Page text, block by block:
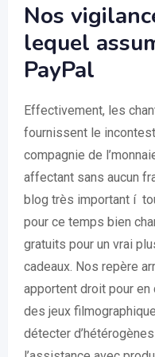
Nos
lequel
PayPal
Effectivement, les
fournissent le
compagnie de
affectant sans aucun
blog très important í
pour ce temps bien
gratuits pour un vrai
cadeaux. Nos repère
apportent droit pour en
des jeux
détecter